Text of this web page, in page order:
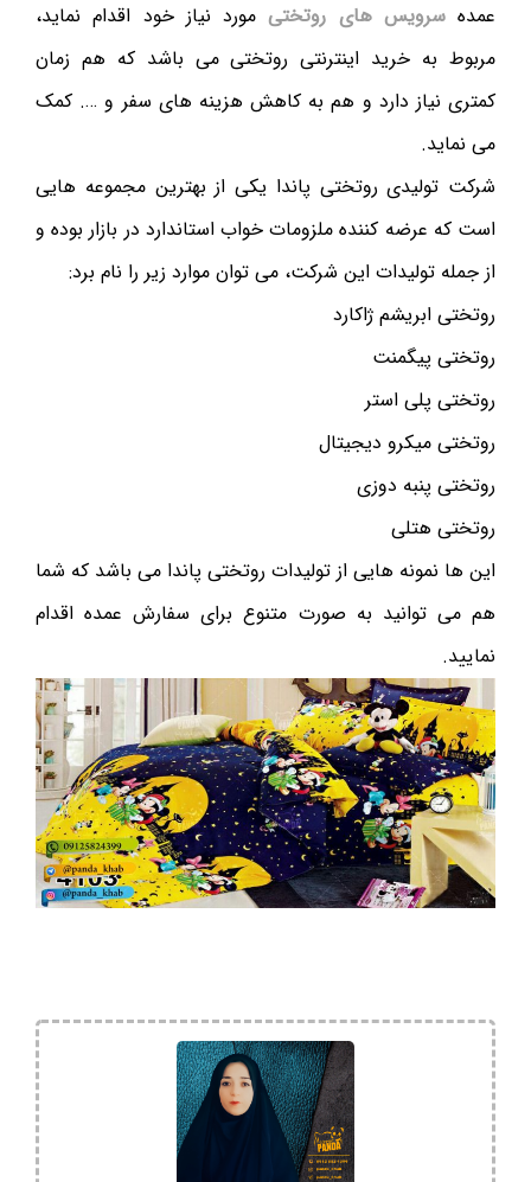
عمدهسرویس های روتختیمورد نیاز خود اقدام نماید،
مربوط به خرید اینترنتی روتختی می باشد که هم زمان
کمتری نیاز دارد و هم به کاهش هزینه های سفر و …. کمک
می نماید.
شرکت تولیدی روتختی پاندا یکی از بهترین مجموعه هایی
است که عرضه کننده ملزومات خواب استاندارد در بازار بوده و
از جمله تولیدات این شرکت، می توان موارد زیر را نام برد:
روتختی ابریشم ژاکارد
روتختی پیگمنت
روتختی پلی استر
روتختی میکرو دیجیتال
روتختی پنبه دوزی
روتختی هتلی
این ها نمونه هایی از تولیدات روتختی پاندا می باشد که شما
هم می توانید به صورت متنوع برای سفارش عمده اقدام
نمایید.